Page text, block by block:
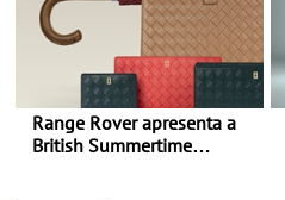
Range Rover apresenta a
British Summertime